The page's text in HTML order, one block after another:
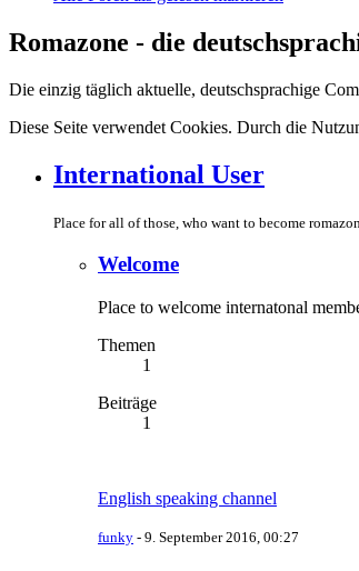
Romazone - die
Die einzig täglich aktuelle, deutschsprachige
Diese Seite verwendet Cookies. Durch die
International User
Place for all of those, who want to become
Welcome
Place to welcome internatonal
Themen
1
Beiträge
1
English speaking channel
funky - 9. September 2016, 00:27